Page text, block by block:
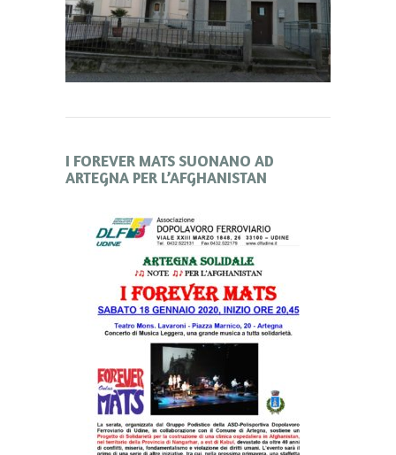
I FOREVER MATS SUONANO AD
ARTEGNA PER L’AFGHANISTAN